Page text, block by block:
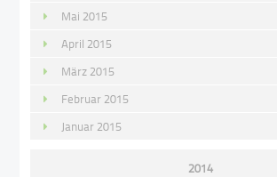
Mai 2015
April 2015
März 2015
Februar 2015
Januar 2015
2014